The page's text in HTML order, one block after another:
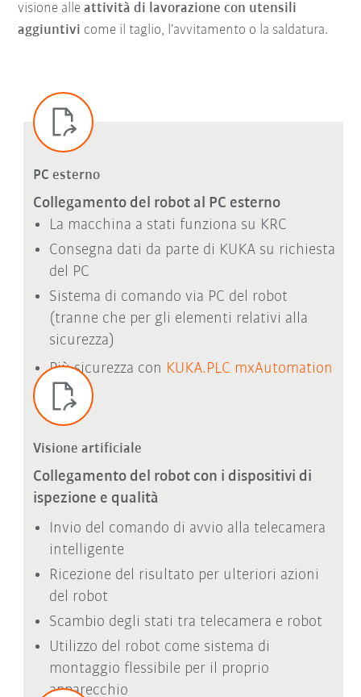
visione alleattività di lavorazione con utensili
aggiuntivi come il taglio, l’avvitamento o la saldatura.
PC esterno
Collegamento del robot al PC esterno
La macchina a stati funziona su KRC
Consegna dati da parte di KUKA su richiesta
del PC
Sistema di comando via PC del robot
(tranne che per gli elementi relativi alla
sicurezza)
Più sicurezza con KUKA.PLC mxAutomation
Visione artificiale
Collegamento del robot con i dispositivi di
ispezione e qualità
Invio del comando di avvio alla telecamera
intelligente
Ricezione del risultato per ulteriori azioni
del robot
Scambio degli stati tra telecamera e robot
Utilizzo del robot come sistema di
montaggio flessibile per il proprio
apparecchio